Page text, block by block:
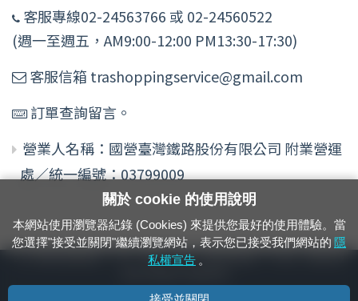
客服專線02-24563766 或 02-24560522
(週一至週五，AM9:00-12:00 PM13:30-17:30)
客服信箱 trashoppingservice@gmail.com
訂單查詢留言。
營業人名稱：國營臺灣鐵路股份有限公司 附業營運
處／統一編號：03799009
24小時緊急通報電話：1933（市話、手機，僅限發現軌道、平交道、橋樑及隧
關於 cookie 的使用說明
本網站使用瀏覽器紀錄 (Cookies) 來提供您最好的使用體驗。當
您選擇"接受並關閉"繼續瀏覽網站，表示您已接受我們網站的 隱
私權宣告 。